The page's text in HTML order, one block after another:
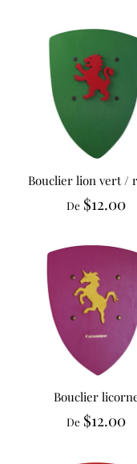
Bouclier lion vert /
De $12.00
Bouclier
De $12.00